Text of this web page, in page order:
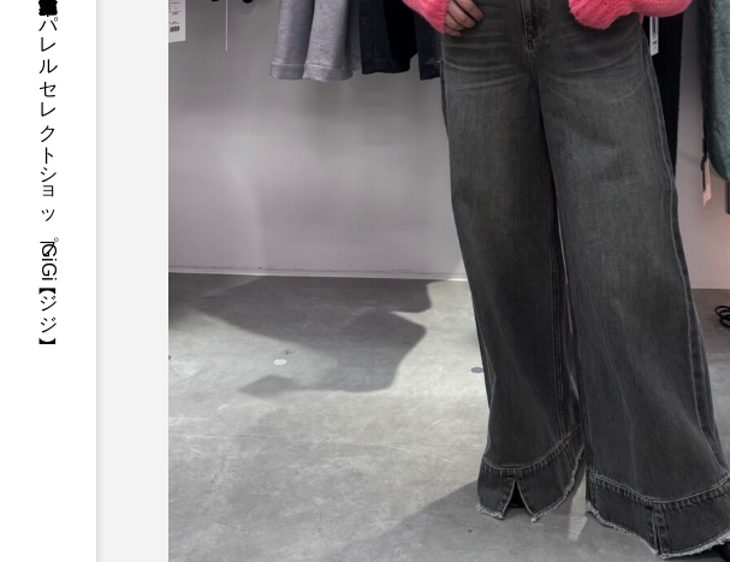
三重県・津市・多気郡・愛知県名古屋市アパレルセレクトショップGiGi【ジジ】